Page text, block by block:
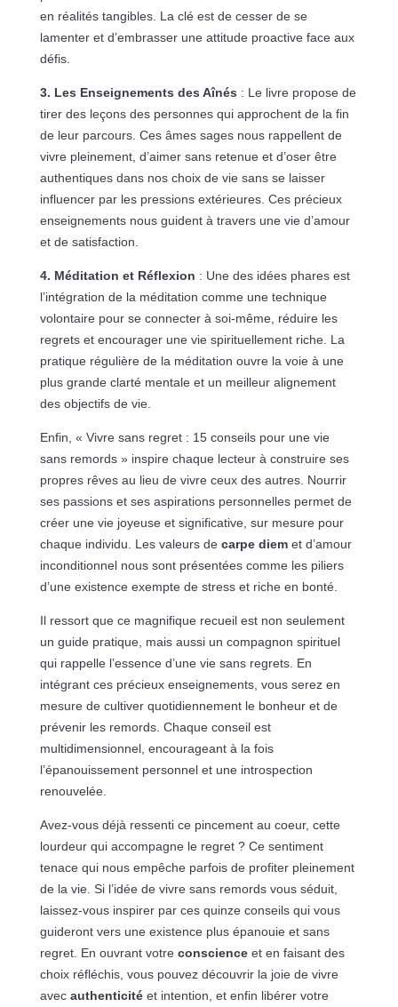
en réalités tangibles. La clé est de cesser de se
lamenter et d’embrasser une attitude proactive face aux
défis.
3. Les Enseignements des Aînés : Le livre propose de
tirer des leçons des personnes qui approchent de la fin
de leur parcours. Ces âmes sages nous rappellent de
vivre pleinement, d’aimer sans retenue et d’oser être
authentiques dans nos choix de vie sans se laisser
influencer par les pressions extérieures. Ces précieux
enseignements nous guident à travers une vie d’amour
et de satisfaction.
4. Méditation et Réflexion : Une des idées phares est
l’intégration de la méditation comme une technique
volontaire pour se connecter à soi-même, réduire les
regrets et encourager une vie spirituellement riche. La
pratique régulière de la méditation ouvre la voie à une
plus grande clarté mentale et un meilleur alignement
des objectifs de vie.
Enfin, « Vivre sans regret : 15 conseils pour une vie
sans remords » inspire chaque lecteur à construire ses
propres rêves au lieu de vivre ceux des autres. Nourrir
ses passions et ses aspirations personnelles permet de
créer une vie joyeuse et significative, sur mesure pour
chaque individu. Les valeurs de carpe diemet d’amour
inconditionnel nous sont présentées comme les piliers
d’une existence exempte de stress et riche en bonté.
Il ressort que ce magnifique recueil est non seulement
un guide pratique, mais aussi un compagnon spirituel
qui rappelle l’essence d’une vie sans regrets. En
intégrant ces précieux enseignements, vous serez en
mesure de cultiver quotidiennement le bonheur et de
prévenir les remords. Chaque conseil est
multidimensionnel, encourageant à la fois
l’épanouissement personnel et une introspection
renouvelée.
Avez-vous déjà ressenti ce pincement au coeur, cette
lourdeur qui accompagne le regret ? Ce sentiment
tenace qui nous empêche parfois de profiter pleinement
de la vie. Si l’idée de vivre sans remords vous séduit,
laissez-vous inspirer par ces quinze conseils qui vous
guideront vers une existence plus épanouie et sans
regret. En ouvrant votre conscienceet en faisant des
choix réfléchis, vous pouvez découvrir la joie de vivre
avec authenticitéet intention, et enfin libérer votre